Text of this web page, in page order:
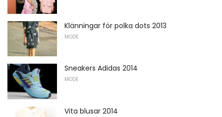
Klänningar för polka dots 2013
MODE
Sneakers Adidas 2014
MODE
Vita blusar 2014